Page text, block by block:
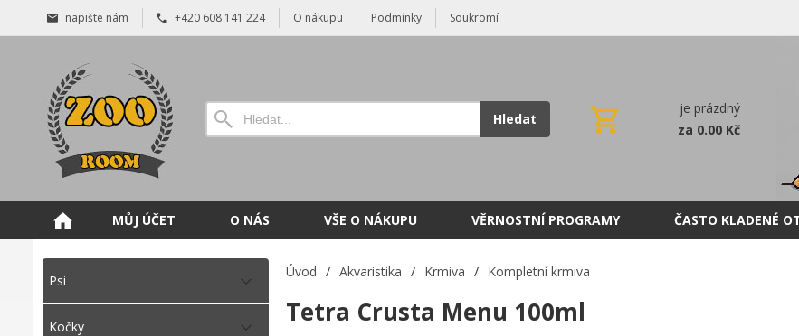
napište nám +420 608 141 224 O nákupu Podmínky Soukromí
Hledat
je prázdný
za 0.00 Kč
MŮJ ÚČET O NÁS VŠE O NÁKUPU VĚRNOSTNÍ PROGRAMY ČASTO KLADENÉ
Psi
Kočky
Úvod / Akvaristika / Krmiva / Kompletní krmiva
Tetra Crusta Menu 100ml